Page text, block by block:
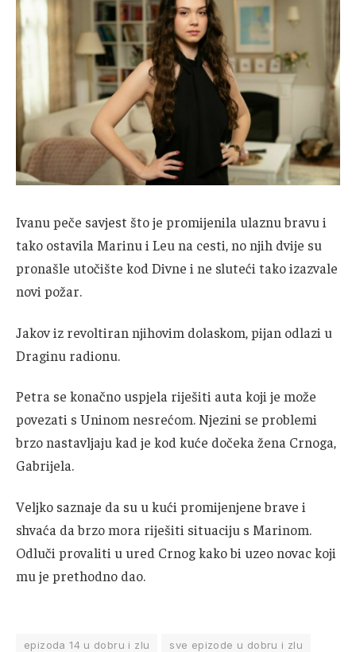
Ivanu peče savjest što je promijenila ulaznu bravu i
tako ostavila Marinu i Leu na cesti, no njih dvije su
pronašle utočište kod Divne i ne sluteći tako izazvale
novi požar.
Jakov iz revoltiran njihovim dolaskom, pijan odlazi u
Draginu radionu.
Petra se konačno uspjela riješiti auta koji je može
povezati s Uninom nesrećom. Njezini se problemi
brzo nastavljaju kad je kod kuće dočeka žena Crnoga,
Gabrijela.
Veljko saznaje da su u kući promijenjene brave i
shvaća da brzo mora riješiti situaciju s Marinom.
Odluči provaliti u ured Crnog kako bi uzeo novac koji
mu je prethodno dao.
epizoda 14 u dobru i zlu
sve epizode u dobru i zlu